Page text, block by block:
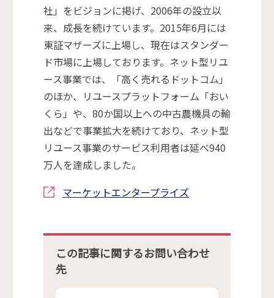
社」をビジョンに掲げ、2006年の設立以
来、成長を続けています。2015年6月には
東証マザーズに上場し、現在はスタンダー
ド市場に上場しております。ネット型リユ
ース事業では、「高く売れるドットコム」
のほか、リユースプラットフォーム「おい
くら」や、80か国以上への中古農機具の輸
出などで事業拡大を続けており、ネット型
リユース事業のサービス利用者は延べ940
万人を達成しました。
マーケットエンタープライズ
この記事に関するお問い合わせ
先